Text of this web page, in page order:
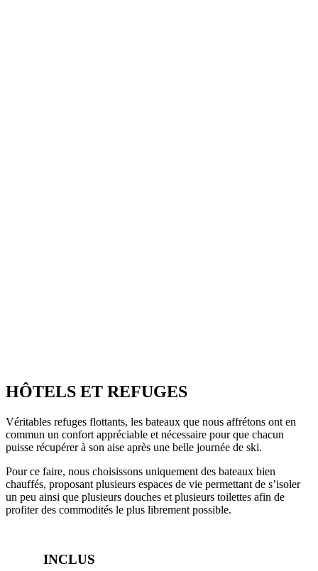
HÔTELS ET REFUGES
Véritables refuges flottants, les bateaux que nous affrétons ont en
commun un confort appréciable et nécessaire pour que chacun
puisse récupérer à son aise après une belle journée de ski.
Pour ce faire, nous choisissons uniquement des bateaux bien
chauffés, proposant plusieurs espaces de vie permettant de s’isoler
un peu ainsi que plusieurs douches et plusieurs toilettes afin de
profiter des commodités le plus librement possible.
INCLUS